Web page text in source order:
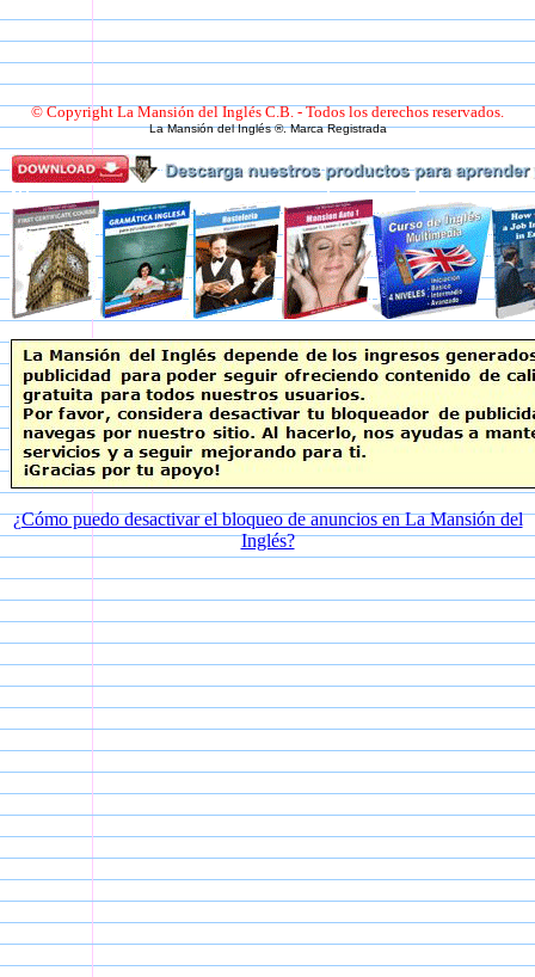
© Copyright La Mansión del Inglés C.B. - Todos los derechos reservados.
La Mansión del Inglés ®. Marca Registrada
¿Cómo puedo desactivar el bloqueo de anuncios en La Mansión del
Inglés?